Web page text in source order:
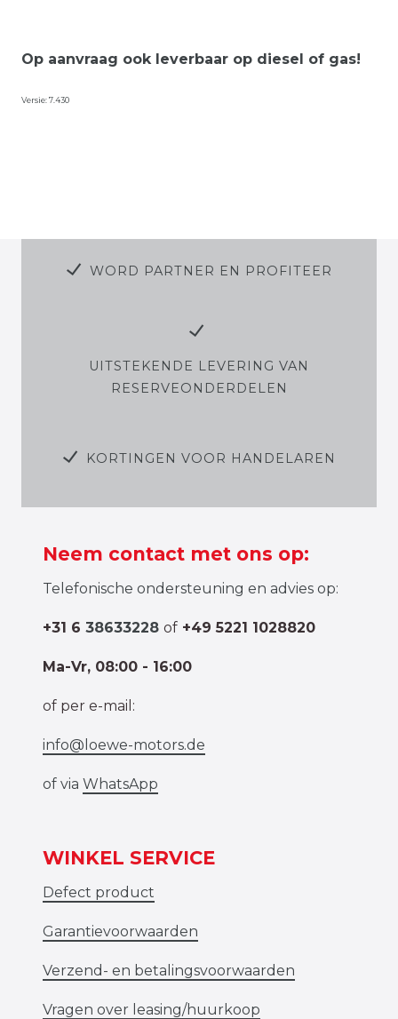
Op aanvraag ook leverbaar op diesel of gas!
Versie: 7.430
WORD PARTNER EN PROFITEER
UITSTEKENDE LEVERING VAN
RESERVEONDERDELEN
KORTINGEN VOOR HANDELAREN
Neem contact met ons op:
Telefonische ondersteuning en advies op:
+31 6 38633228 of +49 5221 1028820
Ma-Vr, 08:00 - 16:00
of per e-mail:
info@loewe-motors.de
of via WhatsApp
WINKEL SERVICE
Defect product
Garantievoorwaarden
Verzend- en betalingsvoorwaarden
Vragen over leasing/huurkoop